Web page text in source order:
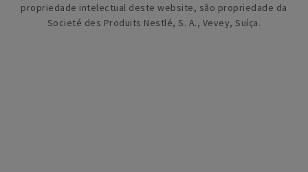
propriedade intelectual deste website, são propriedade da
Societé des Produits Nestlé, S. A., Vevey, Suíça.